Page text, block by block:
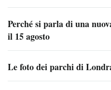
Perché si parla di una
il 15 agosto
Le foto dei parchi di